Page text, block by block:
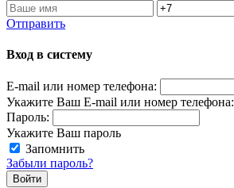
Отправить
Вход в систему
E-mail или номер телефона:
Укажите Ваш E-mail или номер телефона:
Пароль:
Укажите Ваш пароль
Запомнить
Забыли пароль?